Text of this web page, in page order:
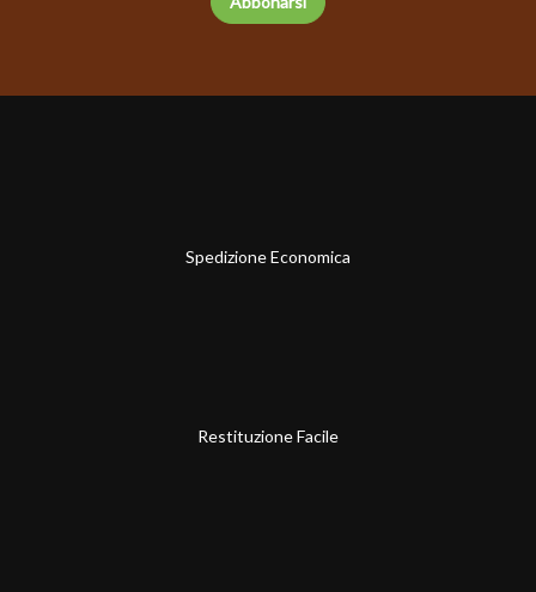
Spedizione Economica
Restituzione Facile